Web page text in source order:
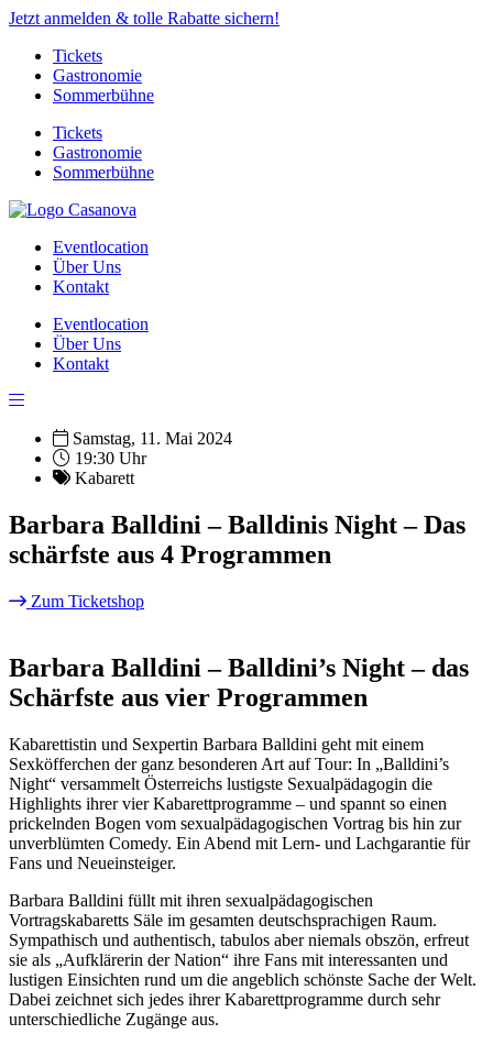
Jetzt anmelden & tolle Rabatte sichern!
Tickets
Gastronomie
Sommerbühne
Tickets
Gastronomie
Sommerbühne
Eventlocation
Über Uns
Kontakt
Eventlocation
Über Uns
Kontakt
Samstag, 11. Mai 2024
19:30 Uhr
Kabarett
Barbara Balldini – Balldinis Night – Das
schärfste aus 4 Programmen
Zum Ticketshop
Barbara Balldini – Balldini’s Night – das
Schärfste aus vier Programmen
Kabarettistin und Sexpertin Barbara Balldini geht mit einem
Sexköfferchen der ganz besonderen Art auf Tour: In „Balldini’s
Night“ versammelt Österreichs lustigste Sexualpädagogin die
Highlights ihrer vier Kabarettprogramme – und spannt so einen
prickelnden Bogen vom sexualpädagogischen Vortrag bis hin zur
unverblümten Comedy. Ein Abend mit Lern- und Lachgarantie für
Fans und Neueinsteiger.
Barbara Balldini füllt mit ihren sexualpädagogischen
Vortragskabaretts Säle im gesamten deutschsprachigen Raum.
Sympathisch und authentisch, tabulos aber niemals obszön, erfreut
sie als „Aufklärerin der Nation“ ihre Fans mit interessanten und
lustigen Einsichten rund um die angeblich schönste Sache der Welt.
Dabei zeichnet sich jedes ihrer Kabarettprogramme durch sehr
unterschiedliche Zugänge aus.